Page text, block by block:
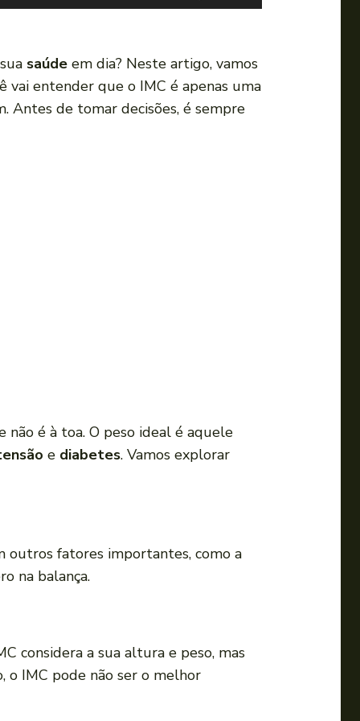
s
p
a
a
a
saúde em dia? Neste artigo, vamos
vai entender que o IMC é apenas uma
Antes de tomar decisões, é sempre
não é à toa. O peso ideal é aquele
e diabetes. Vamos explorar
outros fatores importantes, como a
na balança.
considera a sua altura e peso, mas
o IMC pode não ser o melhor